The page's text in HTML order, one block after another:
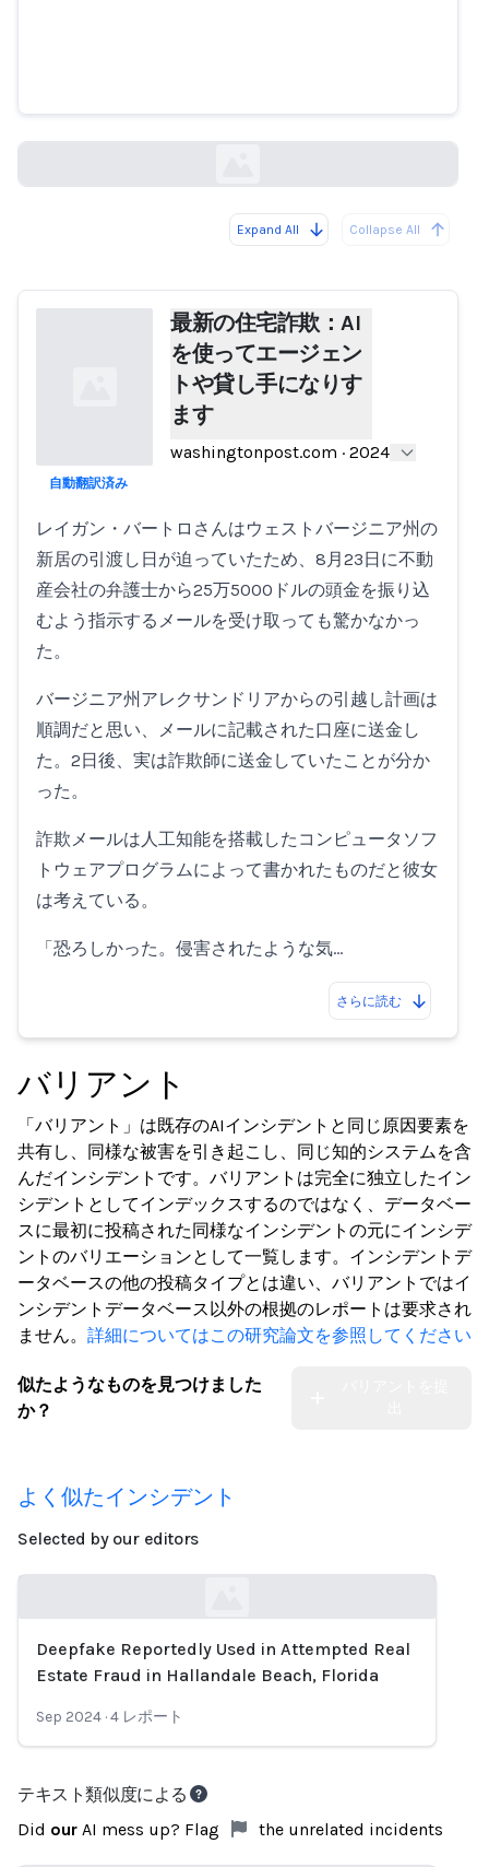
Expand All Collapse All
最新の住宅詐欺：AI
を使ってエージェン
トや貸し手になりす
ます
washingtonpost.com · 2024
自動翻訳済み
レイガン・バートロさんはウェストバージニア州の
新居の引渡し日が迫っていたため、8月23日に不動
産会社の弁護士から25万5000ドルの頭金を振り込
むよう指示するメールを受け取っても驚かなかっ
た。
バージニア州アレクサンドリアからの引越し計画は
順調だと思い、メールに記載された口座に送金し
た。2日後、実は詐欺師に送金していたことが分か
った。
詐欺メールは人工知能を搭載したコンピュータソフ
トウェアプログラムによって書かれたものだと彼女
は考えている。
「恐ろしかった。侵害されたような気…
さらに読む
バリアント
「バリアント」は既存のAIインシデントと同じ原因要素を
共有し、同様な被害を引き起こし、同じ知的システムを含
んだインシデントです。バリアントは完全に独立したイン
シデントとしてインデックスするのではなく、データベー
スに最初に投稿された同様なインシデントの元にインシデ
ントのバリエーションとして一覧します。インシデントデ
ータベースの他の投稿タイプとは違い、バリアントではイ
ンシデントデータベース以外の根拠のレポートは要求され
ません。 詳細についてはこの研究論文を参照してください
似たようなものを見つけました
か？
よく似たインシデント
Selected by our editors
Loading...
Deepfake Reportedly Used in Attempted Real
Estate Fraud in Hallandale Beach, Florida
Sep 2024 ·4 レポート
テキスト類似度による
Did our AI mess up? Flag the unrelated incidents